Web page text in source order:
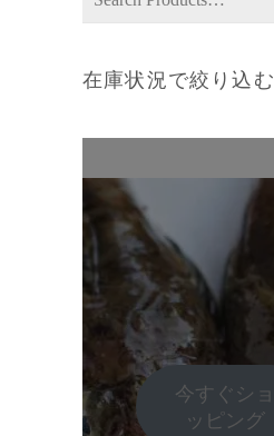
在庫状況で絞り込む
今すぐショ
ッピング